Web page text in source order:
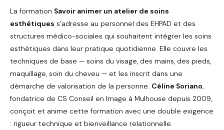
La formation Savoir animer un atelier de soins
esthétiques s’adresse au personnel des EHPAD et des
structures médico-sociales qui souhaitent intégrer les soins
esthétiques dans leur pratique quotidienne. Elle couvre les
techniques de base — soins du visage, des mains, des pieds,
maquillage, soin du cheveu — et les inscrit dans une
démarche de valorisation de la personne. Céline Soriano,
fondatrice de CS Conseil en Image à Mulhouse depuis 2009,
conçoit et anime cette formation avec une double exigence
: rigueur technique et bienveillance relationnelle.